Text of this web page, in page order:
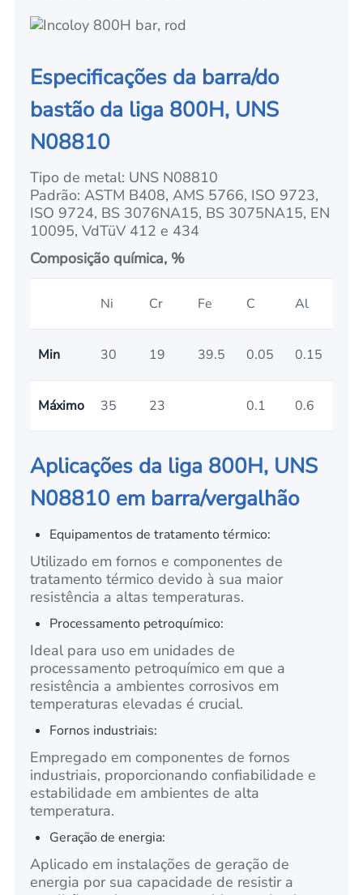
Especificações da barra/do
bastão da liga 800H, UNS
N08810
Tipo de metal: UNS N08810
Padrão: ASTM B408, AMS 5766, ISO 9723,
ISO 9724, BS 3076NA15, BS 3075NA15, EN
10095, VdTüV 412 e 434
Composição química, %
Ni Cr Fe C Al
Min 30 19 39.5 0.05 0.15
Máximo 35 23 0.1 0.6
Aplicações da liga 800H, UNS
N08810 em barra/vergalhão
Equipamentos de tratamento térmico:
Utilizado em fornos e componentes de
tratamento térmico devido à sua maior
resistência a altas temperaturas.
Processamento petroquímico:
Ideal para uso em unidades de
processamento petroquímico em que a
resistência a ambientes corrosivos em
temperaturas elevadas é crucial.
Fornos industriais:
Empregado em componentes de fornos
industriais, proporcionando confiabilidade e
estabilidade em ambientes de alta
temperatura.
Geração de energia:
Aplicado em instalações de geração de
energia por sua capacidade de resistir a